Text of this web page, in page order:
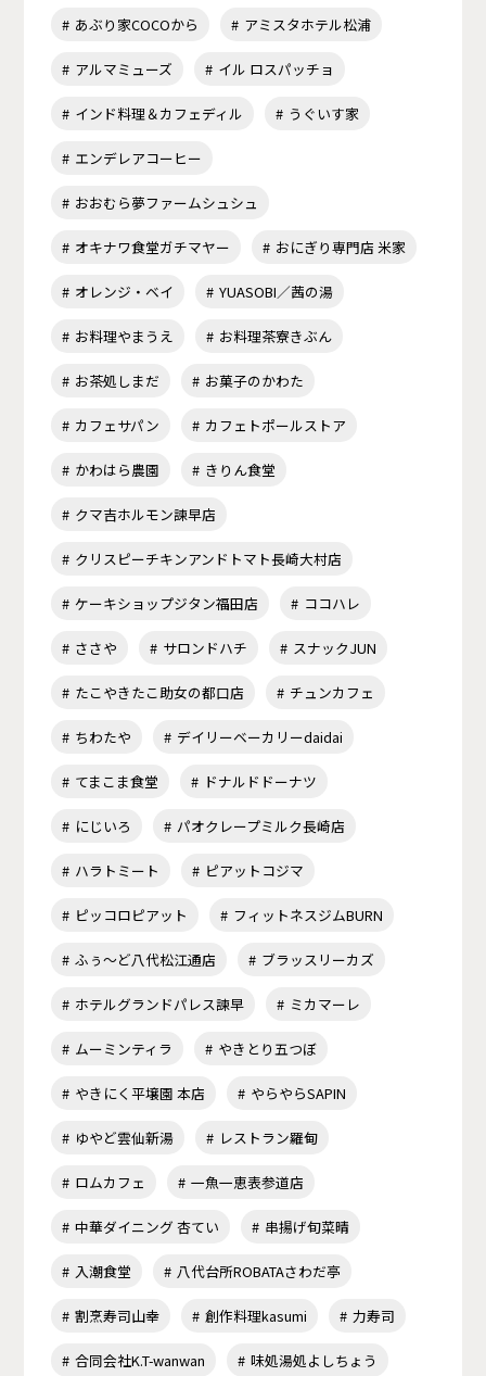
あぶり家COCOから アミスタホテル松浦
アルマミューズ イル ロスパッチョ
インド料理＆カフェディル うぐいす家
エンデレアコーヒー
おおむら夢ファームシュシュ
オキナワ食堂ガチマヤー おにぎり専門店 米家
オレンジ・ベイ YUASOBI／茜の湯
お料理やまうえ お料理茶寮きぶん
お茶処しまだ お菓子のかわた
カフェサパン カフェトポールストア
かわはら農園 きりん食堂
クマ吉ホルモン諫早店
クリスピーチキンアンドトマト長崎大村店
ケーキショップジタン福田店 ココハレ
ささや サロンドハチ スナックJUN
たこやきたこ助女の都口店 チュンカフェ
ちわたや デイリーベーカリーdaidai
てまこま食堂 ドナルドドーナツ
にじいろ パオクレープミルク長崎店
ハラトミート ピアットコジマ
ピッコロピアット フィットネスジムBURN
ふぅ～ど八代松江通店 ブラッスリーカズ
ホテルグランドパレス諫早 ミカマーレ
ムーミンティラ やきとり五つぼ
やきにく平壌園 本店 やらやらSAPIN
ゆやど雲仙新湯 レストラン羅甸
ロムカフェ 一魚一恵表参道店
中華ダイニング 杏てい 串揚げ旬菜晴
入潮食堂 八代台所ROBATAさわだ亭
割烹寿司山幸 創作料理kasumi 力寿司
合同会社K.T-wanwan 味処湯処よしちょう